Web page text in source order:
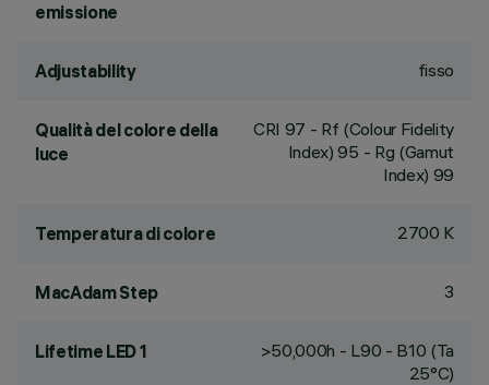
emissione
Adjustability fisso
Qualità del colore della
luce
CRI 97 - Rf (Colour Fidelity
Index) 95 - Rg (Gamut
Index) 99
Temperatura di colore 2700 K
MacAdam Step 3
Lifetime LED 1
>50,000h - L90 - B10 (Ta
25°C)